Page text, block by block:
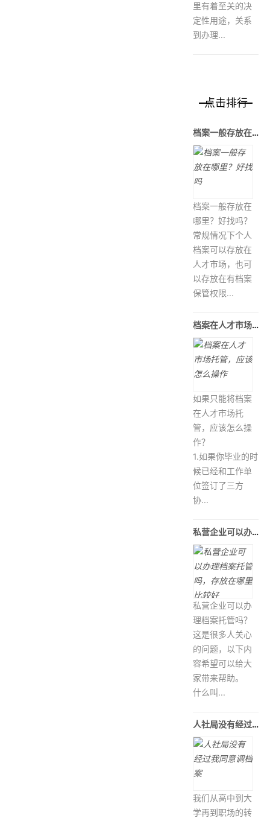
里有着至关的决
定性用途，关系
到办理...
点击排行
档案一般存放在哪里？好找吗
档案一般存放在
哪里？好找吗？
常规情况下个人
档案可以存放在
人才市场，也可
以存放在有档案
保管权限...
档案在人才市场托管，应该怎么操作
如果只能将档案
在人才市场托
管，应该怎么操
作？
1.如果你毕业的时
候已经和工作单
位签订了三方
协...
私营企业可以办理档案托管吗，存放在
私营企业可以办
理档案托管吗？
这是很多人关心
的问题，以下内
容希望可以给大
家带来帮助。
什么叫...
人社局没有经过我同意调档案
我们从高中到大
学再到职场的转